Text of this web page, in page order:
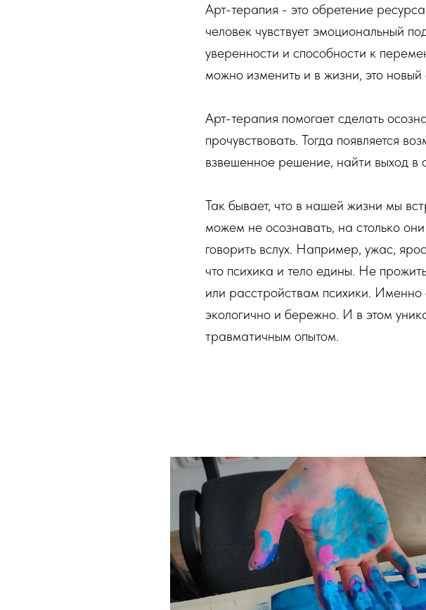
Арт-терапия - это обретение
человек чувствует эмоциональный
уверенности и способности к
можно изменить и в жизни, это новый
Арт-терапия помогает сделать
прочувствовать. Тогда появляется
взвешенное решение, найти выход в
Так бывает, что в нашей жизни мы
можем не осознавать, на столько
говорить вслух. Например, ужас,
что психика и тело едины. Не
или расстройствам психики.
экологично и бережно. И в этом
травматичным опытом.